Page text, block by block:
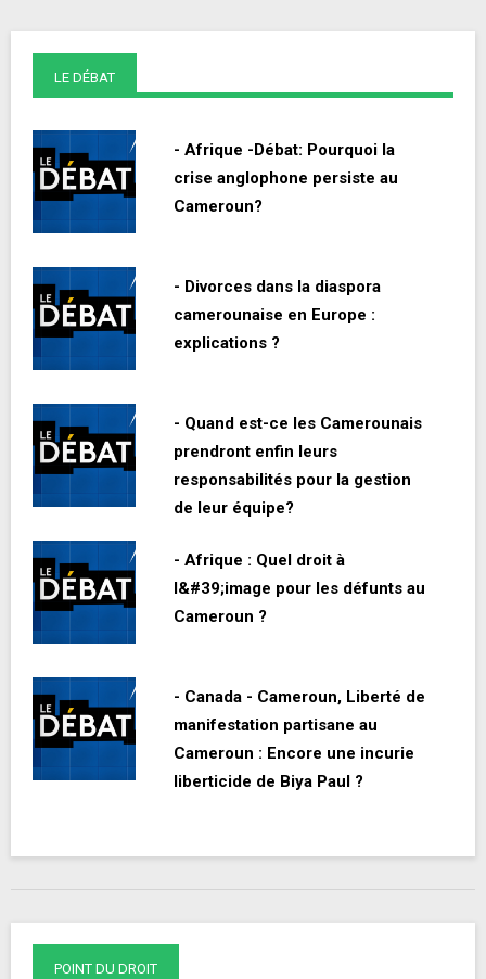
LE DÉBAT
- Afrique -Débat: Pourquoi la
crise anglophone persiste au
Cameroun?
- Divorces dans la diaspora
camerounaise en Europe :
explications ?
- Quand est-ce les Camerounais
prendront enfin leurs
responsabilités pour la gestion
de leur équipe?
- Afrique : Quel droit à
l&#39;image pour les défunts au
Cameroun ?
- Canada - Cameroun, Liberté de
manifestation partisane au
Cameroun : Encore une incurie
liberticide de Biya Paul ?
POINT DU DROIT